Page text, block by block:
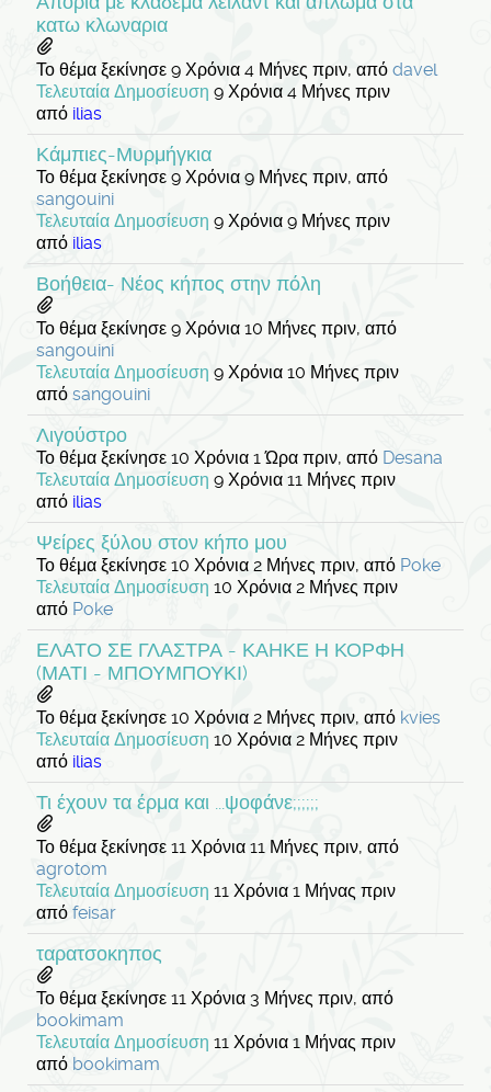
κατω κλωναρια
Το θέμα ξεκίνησε 9 Χρόνια 4 Μήνες πριν, από davel
Τελευταία Δημοσίευση 9 Χρόνια 4 Μήνες πριν
από ilias
Κάμπιες-Μυρμήγκια
Το θέμα ξεκίνησε 9 Χρόνια 9 Μήνες πριν, από
sangouini
Τελευταία Δημοσίευση 9 Χρόνια 9 Μήνες πριν
από ilias
Βοήθεια- Νέος κήπος στην πόλη
Το θέμα ξεκίνησε 9 Χρόνια 10 Μήνες πριν, από
sangouini
Τελευταία Δημοσίευση 9 Χρόνια 10 Μήνες πριν
από sangouini
Λιγούστρο
Το θέμα ξεκίνησε 10 Χρόνια 1 Ώρα πριν, από Desana
Τελευταία Δημοσίευση 9 Χρόνια 11 Μήνες πριν
από ilias
Ψείρες ξύλου στον κήπο μου
Το θέμα ξεκίνησε 10 Χρόνια 2 Μήνες πριν, από Poke
Τελευταία Δημοσίευση 10 Χρόνια 2 Μήνες πριν
από Poke
ΕΛΑΤΟ ΣΕ ΓΛΑΣΤΡΑ - ΚΑΗΚΕ Η ΚΟΡΦΗ
(ΜΑΤΙ - ΜΠΟΥΜΠΟΥΚΙ)
Το θέμα ξεκίνησε 10 Χρόνια 2 Μήνες πριν, από kvies
Τελευταία Δημοσίευση 10 Χρόνια 2 Μήνες πριν
από ilias
Τι έχουν τα έρμα και ...ψοφάνε;;;;;;
Το θέμα ξεκίνησε 11 Χρόνια 11 Μήνες πριν, από
agrotom
Τελευταία Δημοσίευση 11 Χρόνια 1 Μήνας πριν
από feisar
ταρατσοκηπος
Το θέμα ξεκίνησε 11 Χρόνια 3 Μήνες πριν, από
bookimam
Τελευταία Δημοσίευση 11 Χρόνια 1 Μήνας πριν
από bookimam